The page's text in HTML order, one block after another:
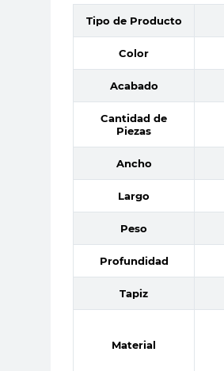
Tipo de Producto
Color
Acabado
Cantidad de
Piezas
Ancho
Largo
Peso
Profundidad
Tapiz
Material